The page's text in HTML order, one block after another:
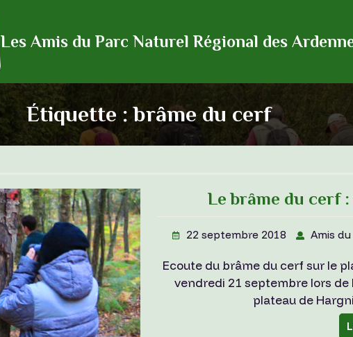
Les Amis du Parc Naturel Régional des
Étiquette :brâme du cerf
Le brâme du cerf
22 septembre 2018 Amis
Ecoute du brâme du cerf sur le
vendredi 21 septembre lors
plateau de